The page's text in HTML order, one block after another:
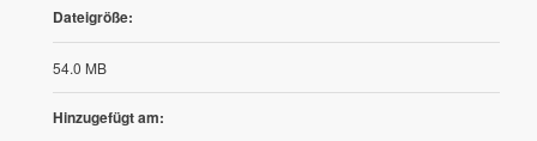
Dateigröße:
54.0 MB
Hinzugefügt am: